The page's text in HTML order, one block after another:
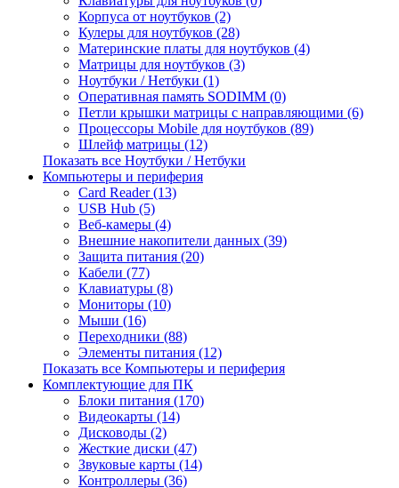
Корпуса от ноутбуков (2)
Кулеры для ноутбуков (28)
Материнские платы для ноутбуков (4)
Матрицы для ноутбуков (3)
Ноутбуки / Нетбуки (1)
Оперативная память SODIMM (0)
Петли крышки матрицы с направляющими (6)
Процессоры Mobile для ноутбуков (89)
Шлейф матрицы (12)
Показать все Ноутбуки / Нетбуки
Компьютеры и периферия
Card Reader (13)
USB Hub (5)
Веб-камеры (4)
Внешние накопители данных (39)
Защита питания (20)
Кабели (77)
Клавиатуры (8)
Мониторы (10)
Мыши (16)
Переходники (88)
Элементы питания (12)
Показать все Компьютеры и периферия
Комплектующие для ПК
Блоки питания (170)
Видеокарты (14)
Дисководы (2)
Жесткие диски (47)
Звуковые карты (14)
Контроллеры (36)